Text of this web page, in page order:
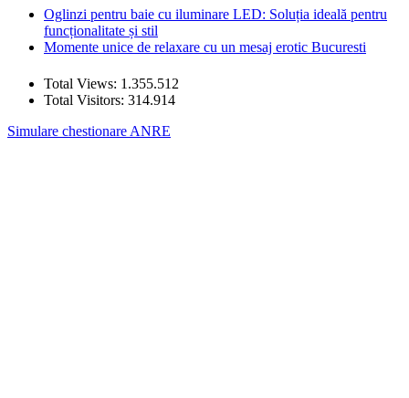
Oglinzi pentru baie cu iluminare LED: Soluția ideală pentru
funcționalitate și stil
Momente unice de relaxare cu un mesaj erotic Bucuresti
Total Views: 1.355.512
Total Visitors: 314.914
Simulare chestionare ANRE